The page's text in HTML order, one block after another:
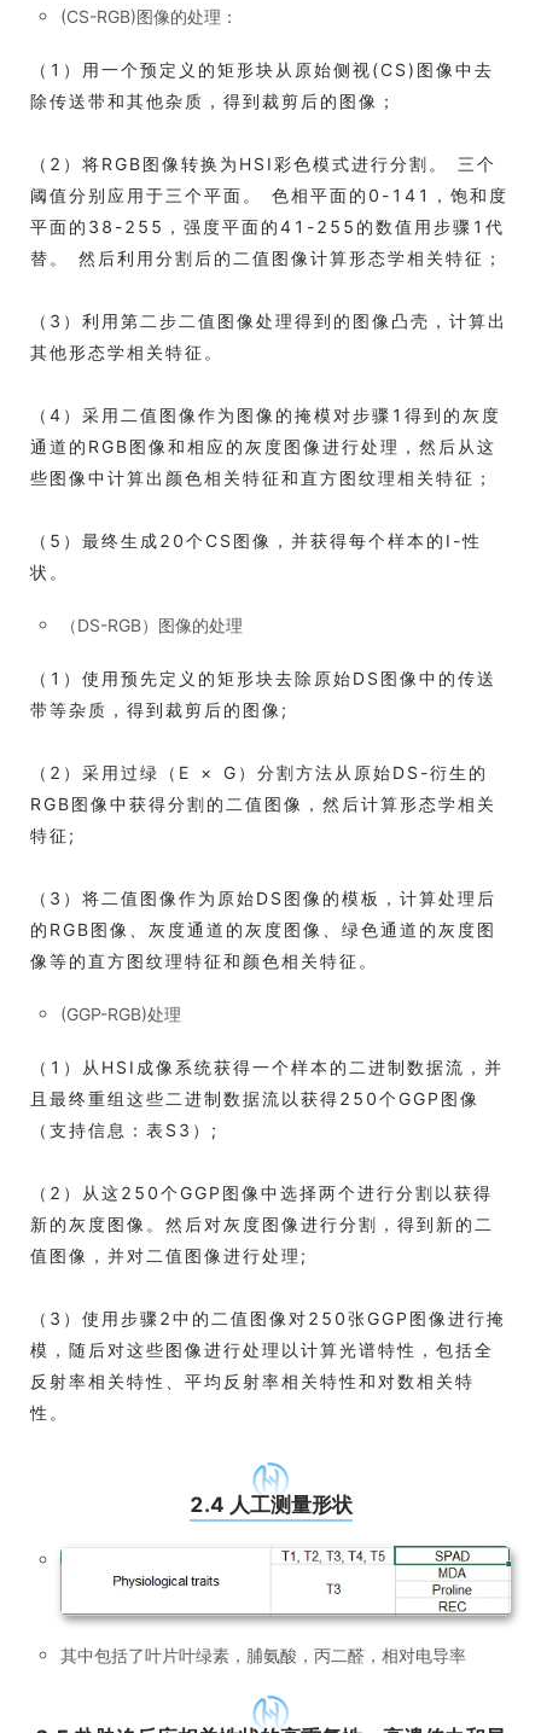
(CS-RGB)图像的处理：
（1）用一个预定义的矩形块从原始侧视(CS)图像中去
除传送带和其他杂质，得到裁剪后的图像；
（2）将RGB图像转换为HSI彩色模式进行分割。 三个
阈值分别应用于三个平面。 色相平面的0-141，饱和度
平面的38-255，强度平面的41-255的数值用步骤1代
替。 然后利用分割后的二值图像计算形态学相关特征；
（3）利用第二步二值图像处理得到的图像凸壳，计算出
其他形态学相关特征。
（4）采用二值图像作为图像的掩模对步骤1得到的灰度
通道的RGB图像和相应的灰度图像进行处理，然后从这
些图像中计算出颜色相关特征和直方图纹理相关特征；
（5）最终生成20个CS图像，并获得每个样本的I-性
状。
（DS-RGB）图像的处理
（1）使用预先定义的矩形块去除原始DS图像中的传送
带等杂质，得到裁剪后的图像;
（2）采用过绿（E × G）分割方法从原始DS-衍生的
RGB图像中获得分割的二值图像，然后计算形态学相关
特征;
（3）将二值图像作为原始DS图像的模板，计算处理后
的RGB图像、灰度通道的灰度图像、绿色通道的灰度图
像等的直方图纹理特征和颜色相关特征。
(GGP-RGB)处理
（1）从HSI成像系统获得一个样本的二进制数据流，并
且最终重组这些二进制数据流以获得250个GGP图像
（支持信息：表S3）;
（2）从这250个GGP图像中选择两个进行分割以获得
新的灰度图像。然后对灰度图像进行分割，得到新的二
值图像，并对二值图像进行处理;
（3）使用步骤2中的二值图像对250张GGP图像进行掩
模，随后对这些图像进行处理以计算光谱特性，包括全
反射率相关特性、平均反射率相关特性和对数相关特
性。
2.4 人工测量形状
其中包括了叶片叶绿素，脯氨酸，丙二醛，相对电导率